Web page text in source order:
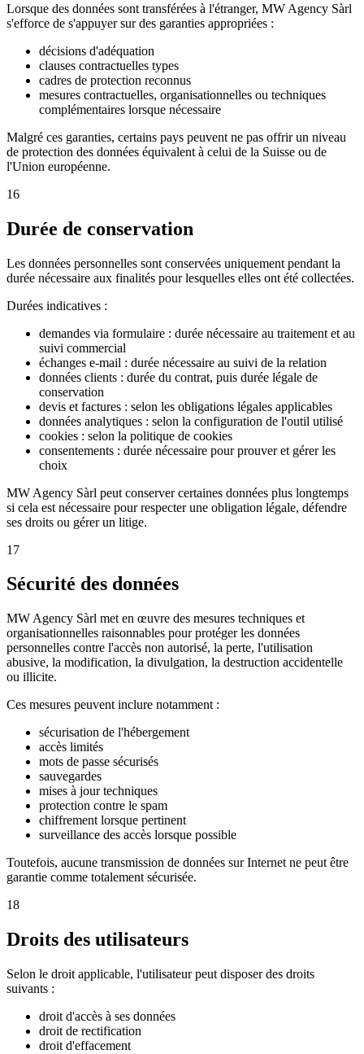
Lorsque des données sont transférées à l'étranger, MW Agency Sàrl
s'efforce de s'appuyer sur des garanties appropriées :
décisions d'adéquation
clauses contractuelles types
cadres de protection reconnus
mesures contractuelles, organisationnelles ou techniques
complémentaires lorsque nécessaire
Malgré ces garanties, certains pays peuvent ne pas offrir un niveau
de protection des données équivalent à celui de la Suisse ou de
l'Union européenne.
16
Durée de conservation
Les données personnelles sont conservées uniquement pendant la
durée nécessaire aux finalités pour lesquelles elles ont été collectées.
Durées indicatives :
demandes via formulaire : durée nécessaire au traitement et au
suivi commercial
échanges e-mail : durée nécessaire au suivi de la relation
données clients : durée du contrat, puis durée légale de
conservation
devis et factures : selon les obligations légales applicables
données analytiques : selon la configuration de l'outil utilisé
cookies : selon la politique de cookies
consentements : durée nécessaire pour prouver et gérer les
choix
MW Agency Sàrl peut conserver certaines données plus longtemps
si cela est nécessaire pour respecter une obligation légale, défendre
ses droits ou gérer un litige.
17
Sécurité des données
MW Agency Sàrl met en œuvre des mesures techniques et
organisationnelles raisonnables pour protéger les données
personnelles contre l'accès non autorisé, la perte, l'utilisation
abusive, la modification, la divulgation, la destruction accidentelle
ou illicite.
Ces mesures peuvent inclure notamment :
sécurisation de l'hébergement
accès limités
mots de passe sécurisés
sauvegardes
mises à jour techniques
protection contre le spam
chiffrement lorsque pertinent
surveillance des accès lorsque possible
Toutefois, aucune transmission de données sur Internet ne peut être
garantie comme totalement sécurisée.
18
Droits des utilisateurs
Selon le droit applicable, l'utilisateur peut disposer des droits
suivants :
droit d'accès à ses données
droit de rectification
droit d'effacement